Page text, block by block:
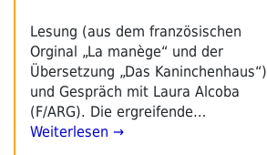
Lesung (aus dem französischen
Orginal „La manège“ und der
Übersetzung „Das Kaninchenhaus“)
und Gespräch mit Laura Alcoba
(F/ARG). Die ergreifende…
Weiterlesen →